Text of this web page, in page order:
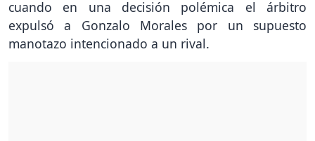
cuando en una decisión polémica el árbitro
expulsó a Gonzalo Morales por un supuesto
manotazo intencionado a un rival.